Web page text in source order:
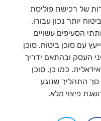
של רכישת פוליסת
יותר נכון עבורו.
הסעיפים עשויים
עם סוכן ביטוח. סוכן
העסק ובהתאם ידריך
כמו כן, סוכן
סך התהליך שנוגע
פיצוי מלא.